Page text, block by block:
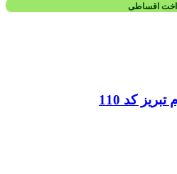
اقساطی
کد 110